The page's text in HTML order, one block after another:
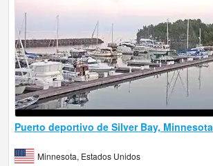
Puerto deportivo de Silver Bay, Minnesota
Minnesota, Estados Unidos